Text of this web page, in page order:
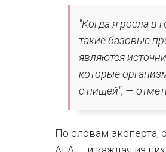
"Когда я росла в
такие базовые
являются
которые
с пищей", —
По словам эксперта,